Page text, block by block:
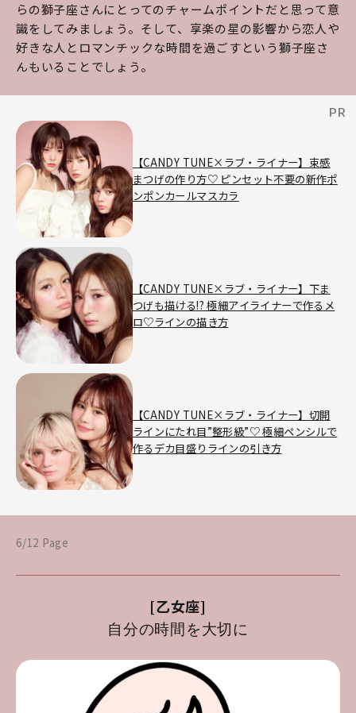
らの獅子座さんにとってのチャームポイントだと思って意
識をしてみましょう。そして、享楽の星の影響から恋人や
好きな人とロマンチックな時間を過ごすという獅子座さ
んもいることでしょう。
【CANDY TUNE×ラブ・ライナー】束感
まつげの作り方♡ ピンセット不要の新作ポ
ンポンカールマスカラ
【CANDY TUNE×ラブ・ライナー】下ま
つげも描ける!? 極細アイライナーで作るメ
ロ♡ラインの描き方
【CANDY TUNE×ラブ・ライナー】切開
ラインにたれ目”整形級”♡ 極細ペンシルで
作るデカ目盛りラインの引き方
6/12 Page
[乙女座]
自分の時間を大切に